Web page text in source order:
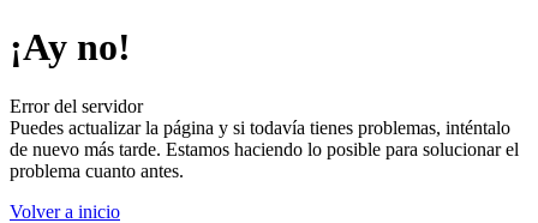
¡Ay no!
Error del servidor
Puedes actualizar la página y si todavía tienes problemas, inténtalo
de nuevo más tarde. Estamos haciendo lo posible para solucionar el
problema cuanto antes.
Volver a inicio